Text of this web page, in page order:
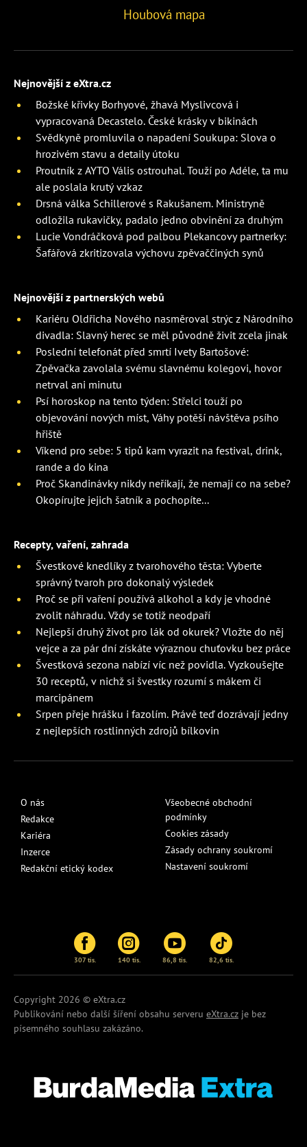
Houbová mapa
Nejnovější z eXtra.cz
Božské křivky Borhyové, žhavá Myslivcová i
vypracovaná Decastelo. České krásky v bikinách
Svědkyně promluvila o napadení Soukupa: Slova o
hrozivém stavu a detaily útoku
Proutník z AYTO Vális ostrouhal. Touží po Adéle, ta mu
ale poslala krutý vzkaz
Drsná válka Schillerové s Rakušanem. Ministryně
odložila rukavičky, padalo jedno obvinění za druhým
Lucie Vondráčková pod palbou Plekancovy partnerky:
Šafářová zkritizovala výchovu zpěvaččiných synů
Nejnovější z partnerských webů
Kariéru Oldřicha Nového nasměroval strýc z Národního
divadla: Slavný herec se měl původně živit zcela jinak
Poslední telefonát před smrtí Ivety Bartošové:
Zpěvačka zavolala svému slavnému kolegovi, hovor
netrval ani minutu
Psí horoskop na tento týden: Střelci touží po
objevování nových míst, Váhy potěší návštěva psího
hřiště
Víkend pro sebe: 5 tipů kam vyrazit na festival, drink,
rande a do kina
Proč Skandinávky nikdy neříkají, že nemají co na sebe?
Okopírujte jejich šatník a pochopíte...
Recepty, vaření, zahrada
Švestkové knedlíky z tvarohového těsta: Vyberte
správný tvaroh pro dokonalý výsledek
Proč se při vaření používá alkohol a kdy je vhodné
zvolit náhradu. Vždy se totiž neodpaří
Nejlepší druhý život pro lák od okurek? Vložte do něj
vejce a za pár dní získáte výraznou chuťovku bez práce
Švestková sezona nabízí víc než povidla. Vyzkoušejte
30 receptů, v nichž si švestky rozumí s mákem či
marcipánem
Srpen přeje hrášku i fazolím. Právě teď dozrávají jedny
z nejlepších rostlinných zdrojů bílkovin
O nás
Redakce
Kariéra
Inzerce
Redakční etický kodex
Všeobecné obchodní
podmínky
Cookies zásady
Zásady ochrany soukromí
Nastavení soukromí
307 tis. 140 tis. 86,8 tis. 82,6 tis.
Copyright 2026 © eXtra.cz
Publikování nebo další šíření obsahu serveru eXtra.cz je bez
písemného souhlasu zakázáno.